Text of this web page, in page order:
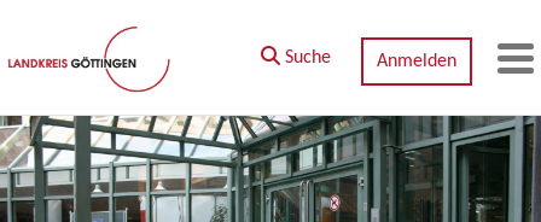
Zum Hauptinhalt springen
Suche Anmelden